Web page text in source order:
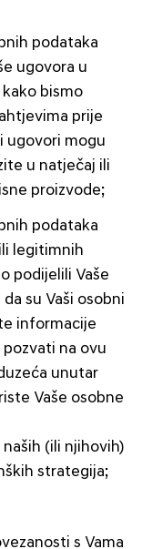
podataka
ugovora u
bismo
prije
ugovori mogu
u natječaj ili
proizvode;
podataka
legitimnih
podijelili Vaše
su Vaši osobni
informacije
pozvati na ovu
unutar
Vaše osobne
(ili njihovih)
strategija;
s Vama